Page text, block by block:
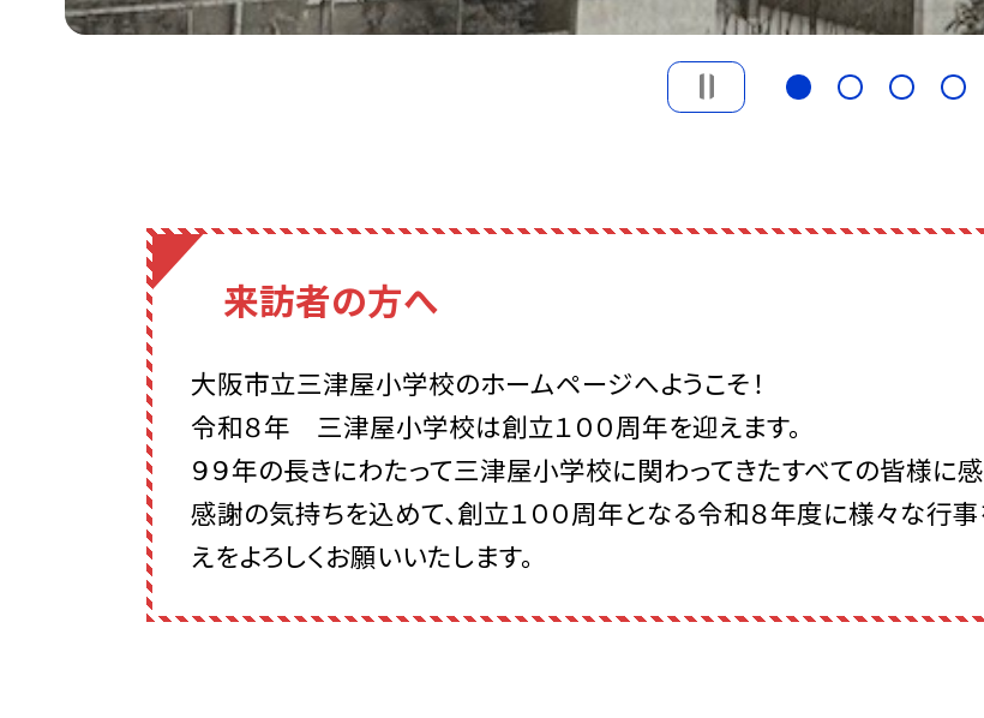
来訪者の方へ
大阪市立三津屋小学校のホームページへようこそ！
令和８年 三津屋小学校は創立１００周年を迎えます。
９９年の長きにわたって三津屋小学校に関わってきたすべての皆様に感
感謝の気持ちを込めて、創立１００周年となる令和８年度に様々な行
えをよろしくお願いいたします。